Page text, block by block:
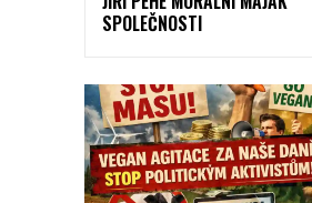
SPOLEČNOSTI